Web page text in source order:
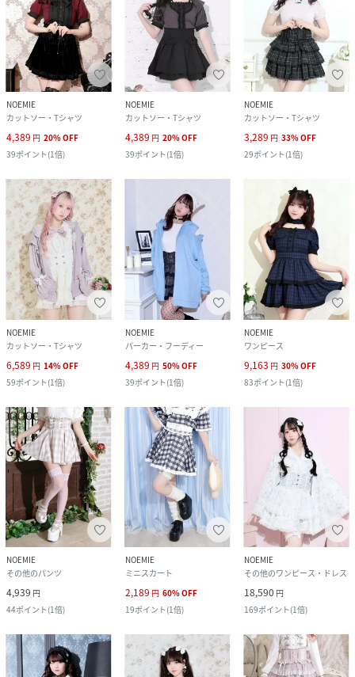
NOEMIE
カットソー・Tシャツ
4,389 円 20%OFF
39ポイント(1倍)
NOEMIE
カットソー・Tシャツ
4,389 円 20%OFF
39ポイント(1倍)
NOEMIE
カットソー・Tシャツ
3,289 円 33%OFF
29ポイント(1倍)
NOEMIE
カットソー・Tシャツ
6,589 円 14%OFF
59ポイント(1倍)
NOEMIE
パーカー・フーディー
4,389 円 50%OFF
39ポイント(1倍)
NOEMIE
ワンピース
9,163 円 30%OFF
83ポイント(1倍)
NOEMIE
その他のパンツ
4,939 円
44ポイント(1倍)
NOEMIE
ミニスカート
2,189 円 60%OFF
19ポイント(1倍)
NOEMIE
その他のワンピース・ドレス
18,590 円
169ポイント(1倍)